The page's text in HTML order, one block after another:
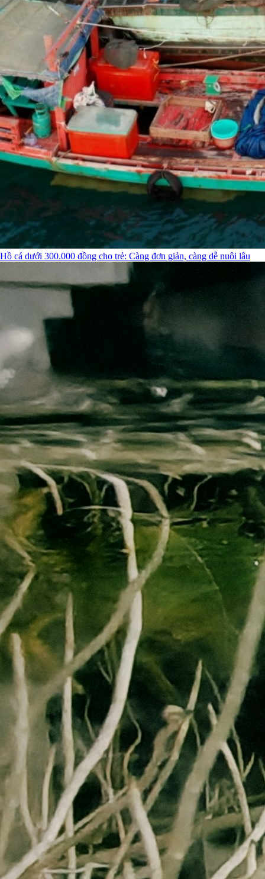
Hồ cá dưới 300.000 đồng cho trẻ: Càng đơn giản, càng dễ nuôi lâu